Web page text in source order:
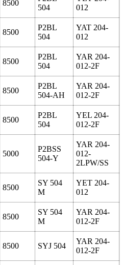
8500
504
012
8500
P2BL
504
YAT 204-
012
8500
P2BL
504
YAR 204-
012-2F
8500
P2BL
504-AH
YAR 204-
012-2F
8500
P2BL
504
YEL 204-
012-2F
5000
P2BSS
504-Y
YAR 204-
012-
2LPW/SS
8500
SY 504
M
YET 204-
012
8500
SY 504
M
YAR 204-
012-2F
8500 SYJ 504
YAR 204-
012-2F